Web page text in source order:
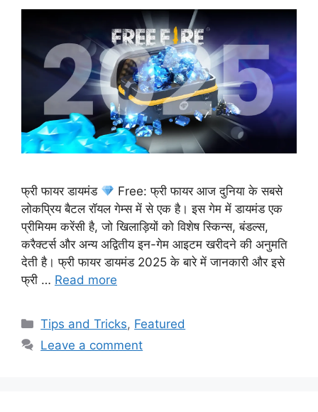
फ्री फायर डायमंड
Free: फ्री फायर आज दुनिया के सबसे
लोकप्रिय बैटल रॉयल गेम्स में से एक है। इस गेम में डायमंड एक
प्रीमियम करेंसी है, जो खिलाड़ियों को विशेष स्किन्स, बंडल्स,
करैक्टर्स और अन्य अद्वितीय इन-गेम आइटम खरीदने की अनुमति
देती है। फ्री फायर डायमंड 2025 के बारे में जानकारी और इसे
फ्री … Read more
Categories
Tips and Tricks, Featured
Leave a comment